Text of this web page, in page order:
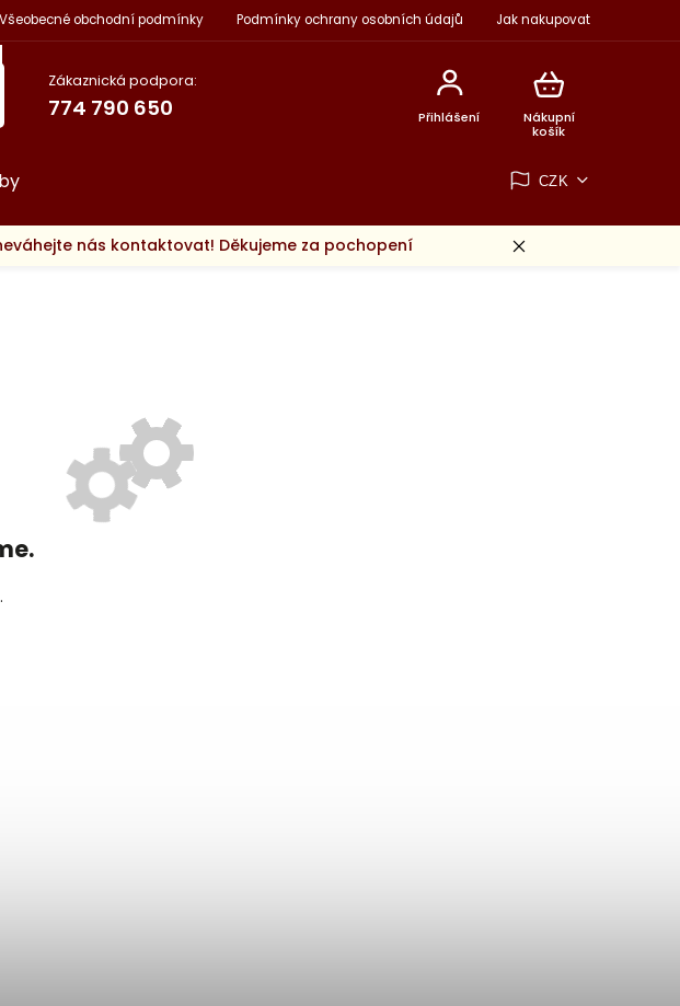
Všeobecné obchodní podmínky Podmínky ochrany osobních údajů Jak nakupovat
Zákaznická podpora:
774 790 650
Nákupní
košík
Přihlášení
CZK
nás kontaktovat! Děkujeme za pochopení